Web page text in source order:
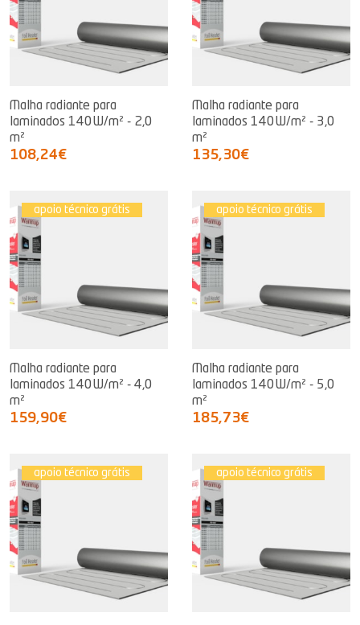
Malha radiante para
laminados 140W/m² - 2,0
m²
108,24€
Malha radiante para
laminados 140W/m² - 3,0
m²
135,30€
apoio técnico grátis
Malha radiante para
laminados 140W/m² - 4,0
m²
159,90€
apoio técnico grátis
Malha radiante para
laminados 140W/m² - 5,0
m²
185,73€
apoio técnico grátis apoio técnico grátis